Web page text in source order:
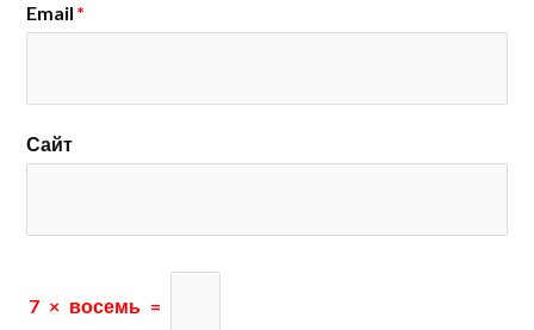
Email *
Сайт
7 × восемь =